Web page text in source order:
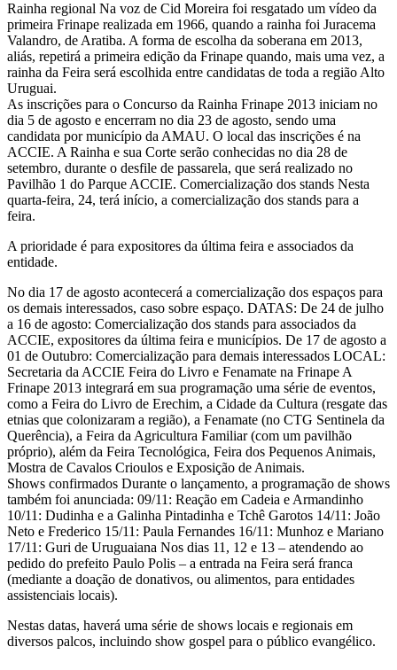
Rainha regional Na voz de Cid Moreira foi resgatado um vídeo da
primeira Frinape realizada em 1966, quando a rainha foi Juracema
Valandro, de Aratiba. A forma de escolha da soberana em 2013,
aliás, repetirá a primeira edição da Frinape quando, mais uma vez, a
rainha da Feira será escolhida entre candidatas de toda a região Alto
Uruguai.
As inscrições para o Concurso da Rainha Frinape 2013 iniciam no
dia 5 de agosto e encerram no dia 23 de agosto, sendo uma
candidata por município da AMAU. O local das inscrições é na
ACCIE. A Rainha e sua Corte serão conhecidas no dia 28 de
setembro, durante o desfile de passarela, que será realizado no
Pavilhão 1 do Parque ACCIE. Comercialização dos stands Nesta
quarta-feira, 24, terá início, a comercialização dos stands para a
feira.
A prioridade é para expositores da última feira e associados da
entidade.
No dia 17 de agosto acontecerá a comercialização dos espaços para
os demais interessados, caso sobre espaço. DATAS: De 24 de julho
a 16 de agosto: Comercialização dos stands para associados da
ACCIE, expositores da última feira e municípios. De 17 de agosto a
01 de Outubro: Comercialização para demais interessados LOCAL:
Secretaria da ACCIE Feira do Livro e Fenamate na Frinape A
Frinape 2013 integrará em sua programação uma série de eventos,
como a Feira do Livro de Erechim, a Cidade da Cultura (resgate das
etnias que colonizaram a região), a Fenamate (no CTG Sentinela da
Querência), a Feira da Agricultura Familiar (com um pavilhão
próprio), além da Feira Tecnológica, Feira dos Pequenos Animais,
Mostra de Cavalos Crioulos e Exposição de Animais.
Shows confirmados Durante o lançamento, a programação de shows
também foi anunciada: 09/11: Reação em Cadeia e Armandinho
10/11: Dudinha e a Galinha Pintadinha e Tchê Garotos 14/11: João
Neto e Frederico 15/11: Paula Fernandes 16/11: Munhoz e Mariano
17/11: Guri de Uruguaiana Nos dias 11, 12 e 13 – atendendo ao
pedido do prefeito Paulo Polis – a entrada na Feira será franca
(mediante a doação de donativos, ou alimentos, para entidades
assistenciais locais).
Nestas datas, haverá uma série de shows locais e regionais em
diversos palcos, incluindo show gospel para o público evangélico.